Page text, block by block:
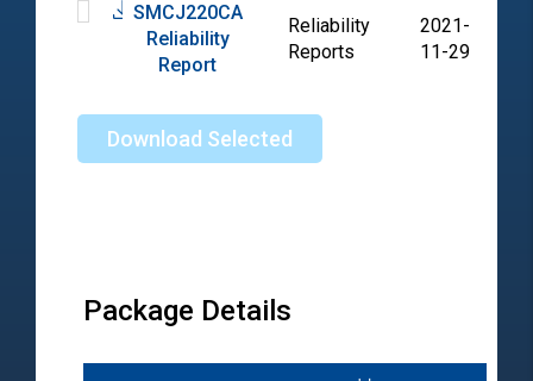
SMCJ220CA
Reliability
Report
Reliability
Reports
2021-
11-29
Download Selected
Package Details